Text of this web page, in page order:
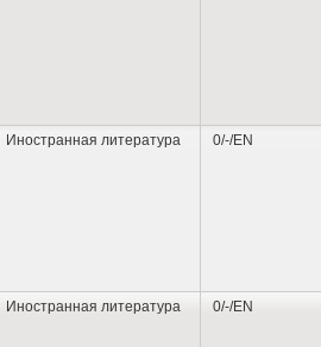
Иностранная литература 0/-/EN
Иностранная литература 0/-/EN